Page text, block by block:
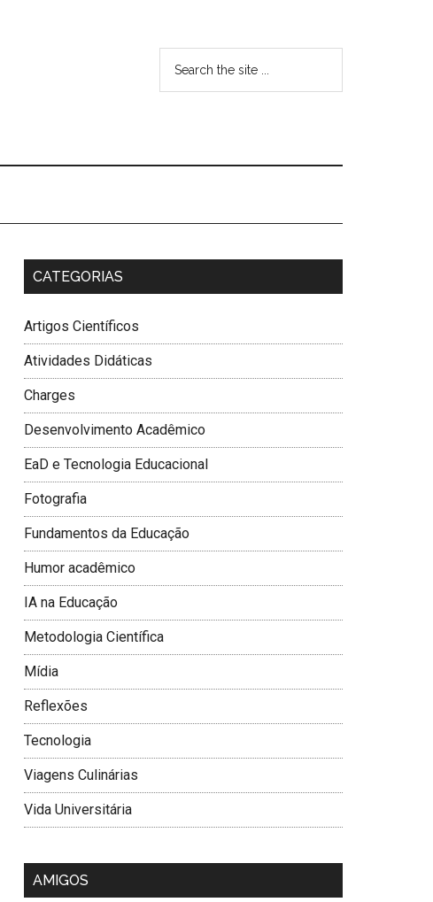
CATEGORIAS
Artigos Científicos
Atividades Didáticas
Charges
Desenvolvimento Acadêmico
EaD e Tecnologia Educacional
Fotografia
Fundamentos da Educação
Humor acadêmico
IA na Educação
Metodologia Cientí­fica
Mí­dia
Reflexões
Tecnologia
Viagens Culinárias
Vida Universitária
AMIGOS